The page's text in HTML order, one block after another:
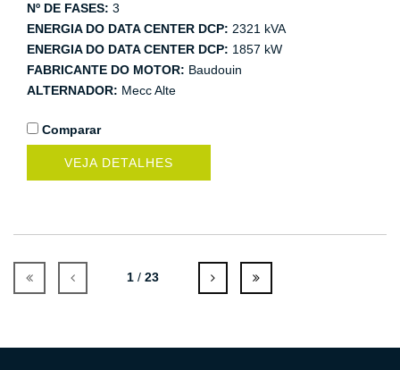
Nº DE FASES: 3
ENERGIA DO DATA CENTER DCP: 2321 kVA
ENERGIA DO DATA CENTER DCP: 1857 kW
FABRICANTE DO MOTOR: Baudouin
ALTERNADOR: Mecc Alte
Comparar
VEJA DETALHES
1 / 23